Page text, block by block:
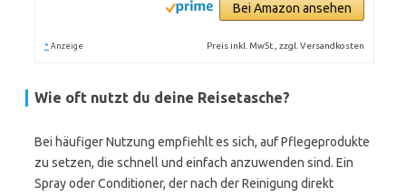
Bei Amazon ansehen
* Anzeige Preis inkl. MwSt., zzgl. Versandkosten
Wie oft nutzt du deine Reisetasche?
Bei häufiger Nutzung empfiehlt es sich, auf Pflegeprodukte
zu setzen, die schnell und einfach anzuwenden sind. Ein
Spray oder Conditioner, der nach der Reinigung direkt